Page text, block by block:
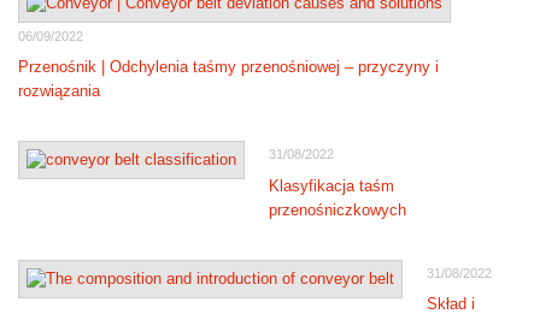
06/09/2022
Przenośnik | Odchylenia taśmy przenośniowej – przyczyny i
rozwiązania
31/08/2022
Klasyfikacja taśm
przenośniczkowych
31/08/2022
Skład i